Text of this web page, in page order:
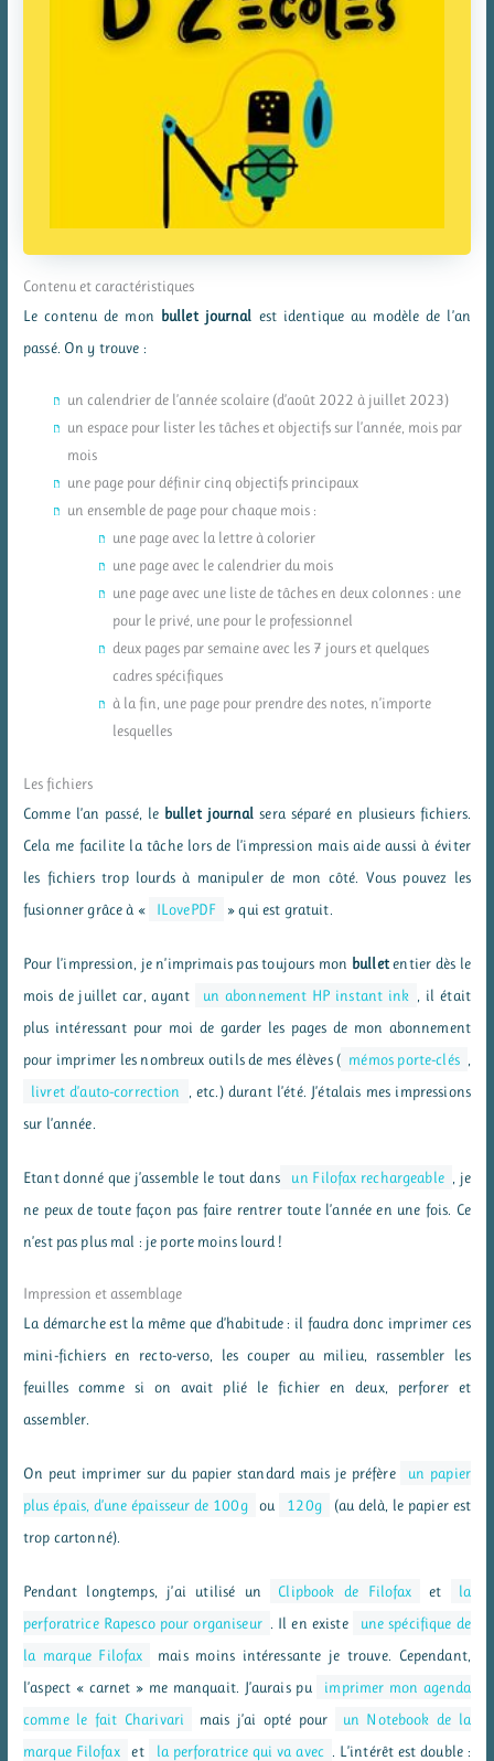
Contenu et caractéristiques
Le contenu de mon bullet journal est identique au modèle de l’an
passé. On y trouve :
un calendrier de l’année scolaire (d’août 2022 à juillet 2023)
un espace pour lister les tâches et objectifs sur l’année, mois par
mois
une page pour définir cinq objectifs principaux
un ensemble de page pour chaque mois :
une page avec la lettre à colorier
une page avec le calendrier du mois
une page avec une liste de tâches en deux colonnes : une
pour le privé, une pour le professionnel
deux pages par semaine avec les 7 jours et quelques
cadres spécifiques
à la fin, une page pour prendre des notes, n’importe
lesquelles
Les fichiers
Comme l’an passé, le bullet journal sera séparé en plusieurs fichiers.
Cela me facilite la tâche lors de l’impression mais aide aussi à éviter
les fichiers trop lourds à manipuler de mon côté. Vous pouvez les
fusionner grâce à «
ILovePDF » qui est gratuit.
Pour l’impression, je n’imprimais pas toujours mon bulletentier dès le
mois de juillet car, ayant
un abonnement HP instant ink
, il était
plus intéressant pour moi de garder les pages de mon abonnement
pour imprimer les nombreux outils de mes élèves ( mémos porte-clés
livret d’auto-correction
, etc.) durant l’été. J’étalais mes impressions
sur l’année.
Etant donné que j’assemble le tout dans un Filofax rechargeable
, je
ne peux de toute façon pas faire rentrer toute l’année en une fois. Ce
n’est pas plus mal : je porte moins lourd !
Impression et assemblage
La démarche est la même que d’habitude : il faudra donc imprimer ces
mini-fichiers en recto-verso, les couper au milieu, rassembler les
feuilles comme si on avait plié le fichier en deux, perforer et
assembler.
On peut imprimer sur du papier standard mais je préfère
un papier
plus épais, d’une épaisseur de 100g
ou 120g
(au delà, le papier est
trop cartonné).
Pendant longtemps, j’ai utilisé un Clipbook de Filofax et
la
perforatrice Rapesco pour organiseur
. Il en existe
une spécifique de
la marque Filofax
mais moins intéressante je trouve. Cependant,
l’aspect « carnet » me manquait. J’aurais pu
imprimer mon agenda
comme le fait Charivari
mais j’ai opté pour
un Notebook de la
marque Filofax
et la perforatrice qui va avec
. L’intérêt est double :